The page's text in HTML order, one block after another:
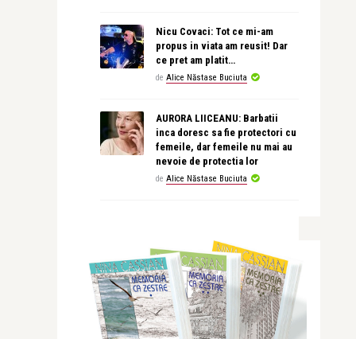
Nicu Covaci: Tot ce mi-am
propus in viata am reusit! Dar
ce pret am platit…
de Alice Năstase Buciuta
AURORA LIICEANU: Barbatii
inca doresc sa fie protectori cu
femeile, dar femeile nu mai au
nevoie de protectia lor
de Alice Năstase Buciuta